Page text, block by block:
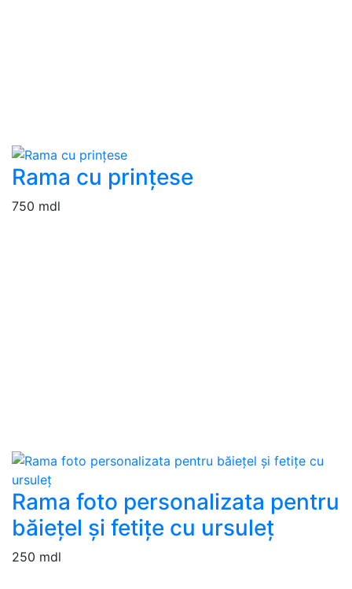
Rama cu prințese
750 mdl
Rama foto personalizata pentru
băiețel și fetițe cu ursuleț
250 mdl